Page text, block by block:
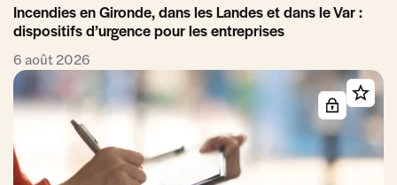
Incendies en Gironde, dans les Landes et dans le Var :
dispositifs d’urgence pour les entreprises
6 août 2026